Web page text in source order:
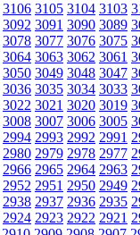
3106 3105 3104 3103
3092 3091 3090 3089
3078 3077 3076 3075
3064 3063 3062 3061
3050 3049 3048 3047
3036 3035 3034 3033
3022 3021 3020 3019
3008 3007 3006 3005
2994 2993 2992 2991
2980 2979 2978 2977
2966 2965 2964 2963
2952 2951 2950 2949
2938 2937 2936 2935
2924 2923 2922 2921